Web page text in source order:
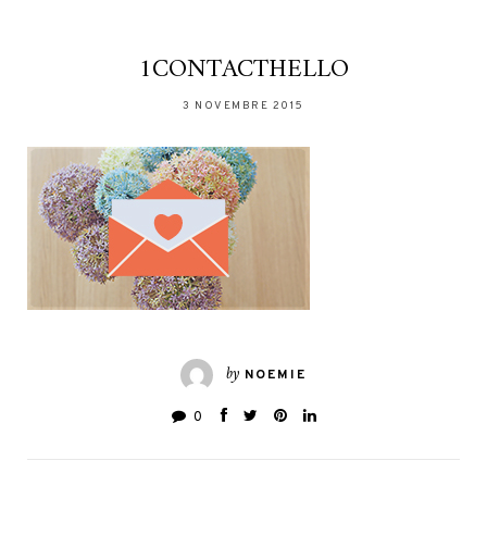
1CONTACTHELLO
3 NOVEMBRE 2015
by NOEMIE
0